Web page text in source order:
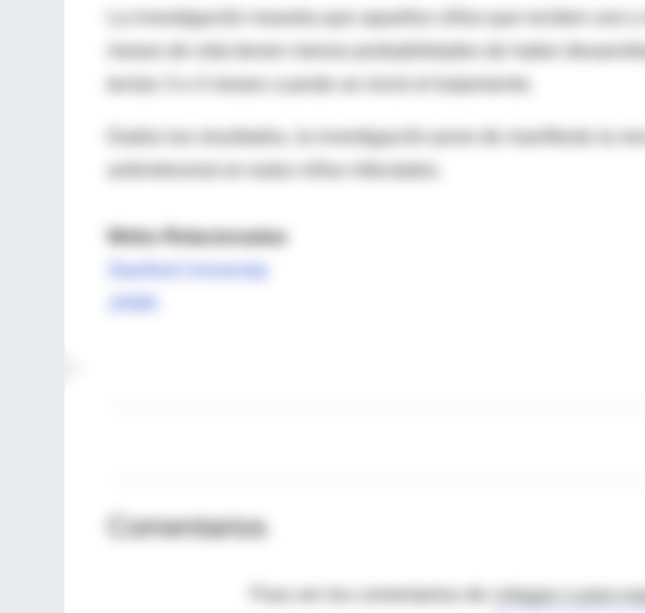
La investigación muestra que aquellos niños que reciben uno
meses de vida tienen menos probabilidades de haber
Dados los resultados, la investigación pone de manifiesto la
Webs Relacionadas
Comentarios
Para ver los comentarios de colegas o para